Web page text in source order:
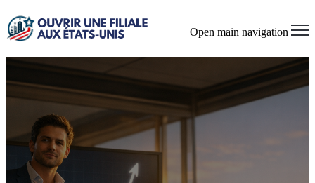
Open main navigation